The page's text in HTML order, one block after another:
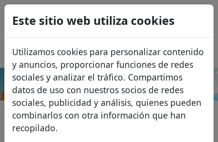
Este sitio web utiliza cookies
Utilizamos cookies para personalizar contenido
y anuncios, proporcionar funciones de redes
sociales y analizar el tráfico. Compartimos
datos de uso con nuestros socios de redes
sociales, publicidad y análisis, quienes pueden
combinarlos con otra información que han
recopilado.
Dominios
Base de datos de dominios
Dominios africanos
Lista de precios
Buscar
USD
EUR
GBP
Français
Italiano
Português
Română
Eesti
.ph Buscar